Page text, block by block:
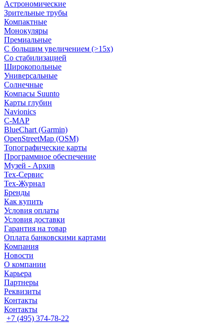
Астрономические
Зрительные трубы
Компактные
Монокуляры
Премиальные
С большим увеличением (>15x)
Со стабилизацией
Широкопольные
Универсальные
Солнечные
Компасы Suunto
Карты глубин
Navionics
C-MAP
BlueChart (Garmin)
OpenStreetMap (OSM)
Топографические карты
Программное обеспечение
Музей - Архив
Tex-Сервис
Тех-Журнал
Бренды
Как купить
Условия оплаты
Условия доставки
Гарантия на товар
Оплата банковскими картами
Компания
Новости
О компании
Карьера
Партнеры
Реквизиты
Контакты
Контакты
+7 (495) 374-78-22